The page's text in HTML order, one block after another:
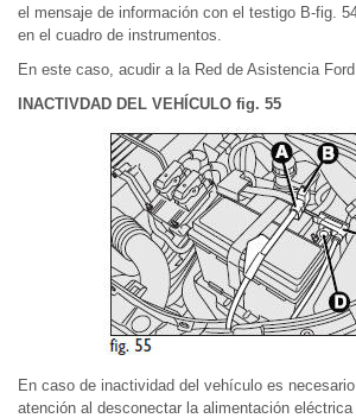
el mensaje de información con el testigo B-fig.
en el cuadro de instrumentos.
En este caso, acudir a la Red de Asistencia
INACTIVDAD DEL VEHÍCULO fig. 55
En caso de inactividad del vehículo es
atención al desconectar la alimentación eléctrica